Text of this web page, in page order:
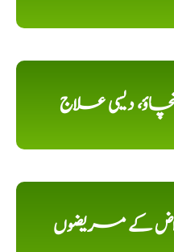
کھنچاؤ، دیسی علاج
کے مریضوں